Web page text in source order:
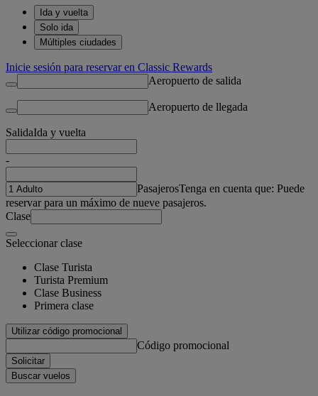
Ida y vuelta
Solo ida
Múltiples ciudades
Inicie sesión para reservar en Classic Rewards
Aeropuerto de salida
Aeropuerto de llegada
SalidaIda y vuelta
-
PasajerosTenga en cuenta que: Puede
reservar para un máximo de nueve pasajeros.
Clase
Seleccionar clase
Clase Turista
Turista Premium
Clase Business
Primera clase
Utilizar código promocional
Código promocional
Solicitar
Buscar vuelos